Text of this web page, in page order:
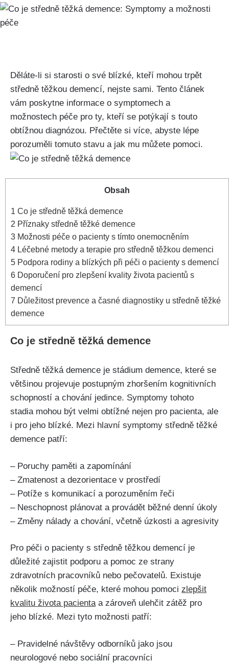
Děláte-li si starosti o své blízké, kteří mohou trpět
středně těžkou demencí, nejste sami. Tento článek
vám poskytne informace o symptomech a
možnostech péče pro ty, kteří se potýkají s touto
obtížnou diagnózou. Přečtěte si více, abyste lépe
porozuměli tomuto stavu a jak mu můžete pomoci.
Obsah
1 Co je středně těžká demence
2 Příznaky středně těžké demence
3 Možnosti péče o pacienty s tímto onemocněním
4 Léčebné metody a terapie pro středně těžkou demenci
5 Podpora rodiny a blízkých při péči o pacienty s demencí
6 Doporučení pro zlepšení kvality života pacientů s
demencí
7 Důležitost prevence a časné diagnostiky u středně těžké
demence
Co je středně těžká demence
Středně těžká demence je stádium demence, které se
většinou projevuje postupným zhoršením kognitivních
schopností a chování jedince. Symptomy tohoto
stadia mohou být velmi obtížné nejen pro pacienta, ale
i pro jeho blízké. Mezi hlavní symptomy středně těžké
demence patří:
– Poruchy paměti a zapomínání
– Zmatenost a dezorientace v prostředí
– Potíže s komunikací a porozuměním řeči
– Neschopnost plánovat a provádět běžné denní úkoly
– Změny nálady a chování, včetně úzkosti a agresivity
Pro péči o pacienty s středně těžkou demencí je
důležité zajistit podporu a pomoc ze strany
zdravotních pracovníků nebo pečovatelů. Existuje
několik možností péče, které mohou pomoci zlepšit
kvalitu života pacientaa zároveň ulehčit zátěž pro
jeho blízké. Mezi tyto možnosti patří:
– Pravidelné návštěvy odborníků jako jsou
neurologové nebo sociální pracovníci